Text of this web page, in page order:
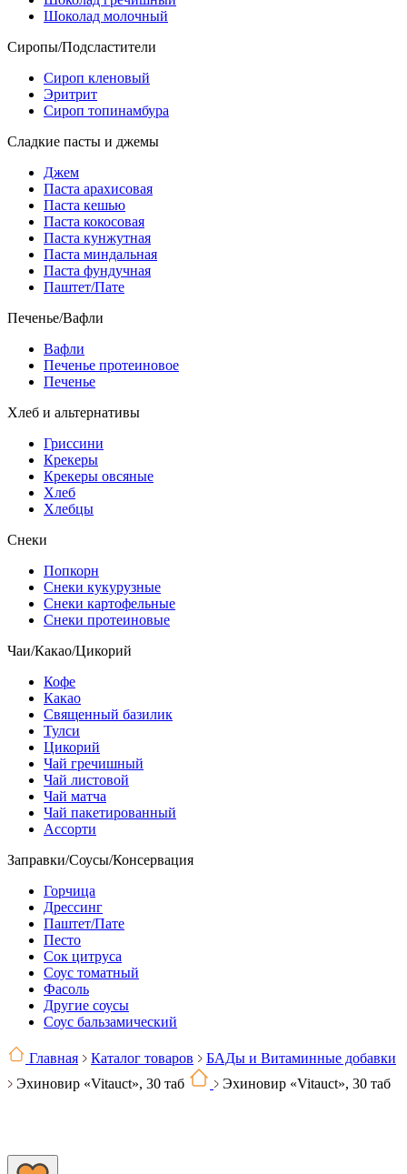
Шоколад молочный
Сиропы/Подсластители
Сироп кленовый
Эритрит
Сироп топинамбура
Сладкие пасты и джемы
Джем
Паста арахисовая
Паста кешью
Паста кокосовая
Паста кунжутная
Паста миндальная
Паста фундучная
Паштет/Пате
Печенье/Вафли
Вафли
Печенье протеиновое
Печенье
Хлеб и альтернативы
Гриссини
Крекеры
Крекеры овсяные
Хлеб
Хлебцы
Снеки
Попкорн
Снеки кукурузные
Снеки картофельные
Снеки протеиновые
Чаи/Какао/Цикорий
Кофе
Какао
Священный базилик
Тулси
Цикорий
Чай гречишный
Чай листовой
Чай матча
Чай пакетированный
Ассорти
Заправки/Соусы/Консервация
Горчица
Дрессинг
Паштет/Пате
Песто
Сок цитруса
Соус томатный
Фасоль
Другие соусы
Соус бальзамический
Главная Каталог товаров
БАДы и Витаминные добавки
Эхиновир «Vitauct», 30 таб
Эхиновир «Vitauct», 30 таб